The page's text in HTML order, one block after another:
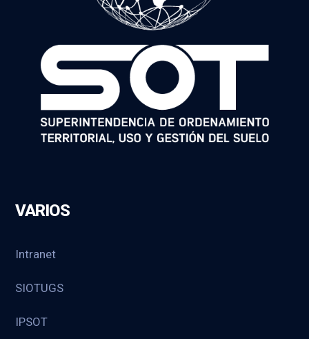
VARIOS
Intranet
SIOTUGS
IPSOT